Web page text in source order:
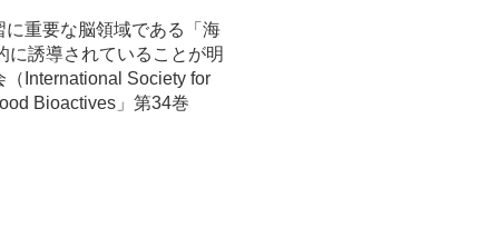
重要な脳領域である「海
に誘導されていることが明
International Society for
Bioactives」第34巻